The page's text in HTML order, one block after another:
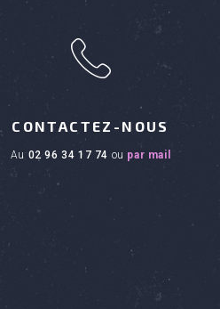
h
CONTACTEZ-NOUS
au 02 96 34 17 74 ou par mail